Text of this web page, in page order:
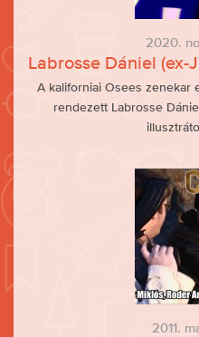
2020.
Labrosse Dániel (ex-
A kaliforniai Osees zenekar
rendezett Labrosse
2011.